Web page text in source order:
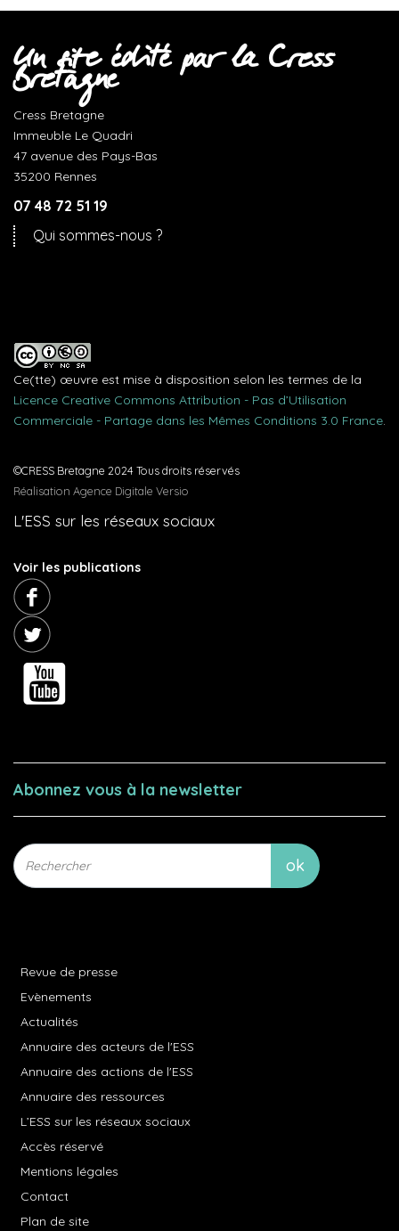
Un site édité par la Cress
Bretagne
Cress Bretagne
Immeuble Le Quadri
47 avenue des Pays-Bas
35200 Rennes
07 48 72 51 19
Qui sommes-nous ?
Ce(tte) œuvre est mise à disposition selon les termes de la
Licence Creative Commons Attribution - Pas d’Utilisation
Commerciale - Partage dans les Mêmes Conditions 3.0 France.
©CRESS Bretagne 2024 Tous droits réservés
Réalisation Agence Digitale Versio
L'ESS sur les réseaux sociaux
Voir les publications
Abonnez vous à la newsletter
Revue de presse
Evènements
Actualités
Annuaire des acteurs de l'ESS
Annuaire des actions de l'ESS
Annuaire des ressources
L’ESS sur les réseaux sociaux
Accès réservé
Mentions légales
Contact
Plan de site